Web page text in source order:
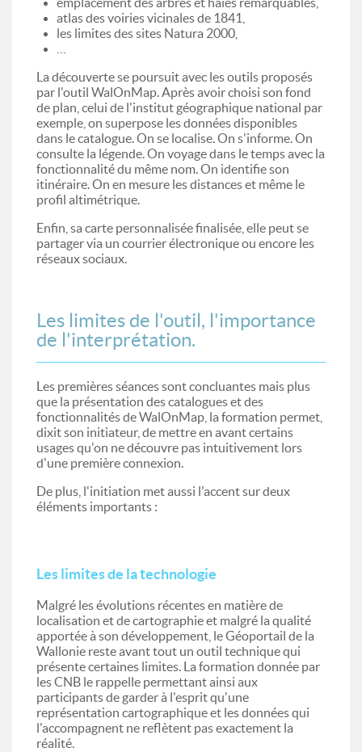
atlas des voiries vicinales de 1841,
les limites des sites Natura 2000,
La découverte se poursuit avec les outils proposés
par l'outil WalOnMap. Après avoir choisi son fond
de plan, celui de l'institut géographique national par
exemple, on superpose les données disponibles
dans le catalogue. On se localise. On s'informe. On
consulte la légende. On voyage dans le temps avec la
fonctionnalité du même nom. On identifie son
itinéraire. On en mesure les distances et même le
profil altimétrique.
Enfin, sa carte personnalisée finalisée, elle peut se
partager via un courrier électronique ou encore les
réseaux sociaux.
Les limites de l'outil, l'importance
de l'interprétation.
Les premières séances sont concluantes mais plus
que la présentation des catalogues et des
fonctionnalités de WalOnMap, la formation permet,
dixit son initiateur, de mettre en avant certains
usages qu'on ne découvre pas intuitivement lors
d'une première connexion.
De plus, l'initiation met aussi l'accent sur deux
éléments importants :
Les limites de la technologie
Malgré les évolutions récentes en matière de
localisation et de cartographie et malgré la qualité
apportée à son développement, le Géoportail de la
Wallonie reste avant tout un outil technique qui
présente certaines limites. La formation donnée par
les CNB le rappelle permettant ainsi aux
participants de garder à l'esprit qu'une
représentation cartographique et les données qui
l'accompagnent ne reflètent pas exactement la
réalité.